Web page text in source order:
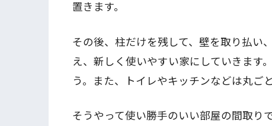
置きます。
その後、柱だけを残して、壁を取り払い
え、新しく使いやすい家にしていきます
う。また、トイレやキッチンなどは丸ご
そうやって使い勝手のいい部屋の間取り